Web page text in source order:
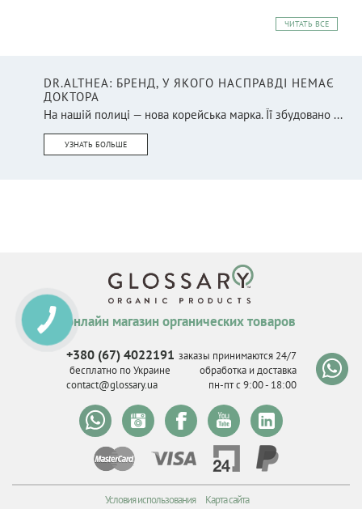
ЧИТАТЬ ВСЕ
DR.ALTHEA: БРЕНД, У ЯКОГО НАСПРАВДІ НЕМАЄ
ДОКТОРА
На нашій полиці — нова корейська марка. Її збудовано ...
УЗНАТЬ БОЛЬШЕ
онлайн магазин органических товаров
+380 (67) 4022191
бесплатно по Украине
contact@glossary.ua
заказы принимаются 24/7
обработка и доставка
пн-пт с 9:00 - 18:00
Условия использования Карта сайта